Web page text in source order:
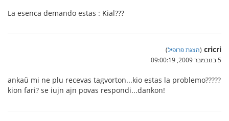
La esenca demando estas : Kial???
cricri
(הצגת פרופיל)
5 בנובמבר 2009, 09:00:19
ankaŭ mi ne plu recevas tagvorton...kio estas la problemo?????
kion fari? se iujn ajn povas respondi...dankon!